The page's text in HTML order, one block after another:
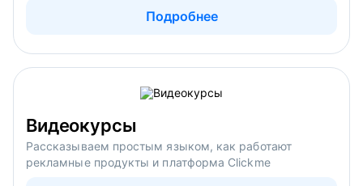
Подробнее
Видеокурсы
Рассказываем простым языком, как работают
рекламные продукты и платформа Clickme